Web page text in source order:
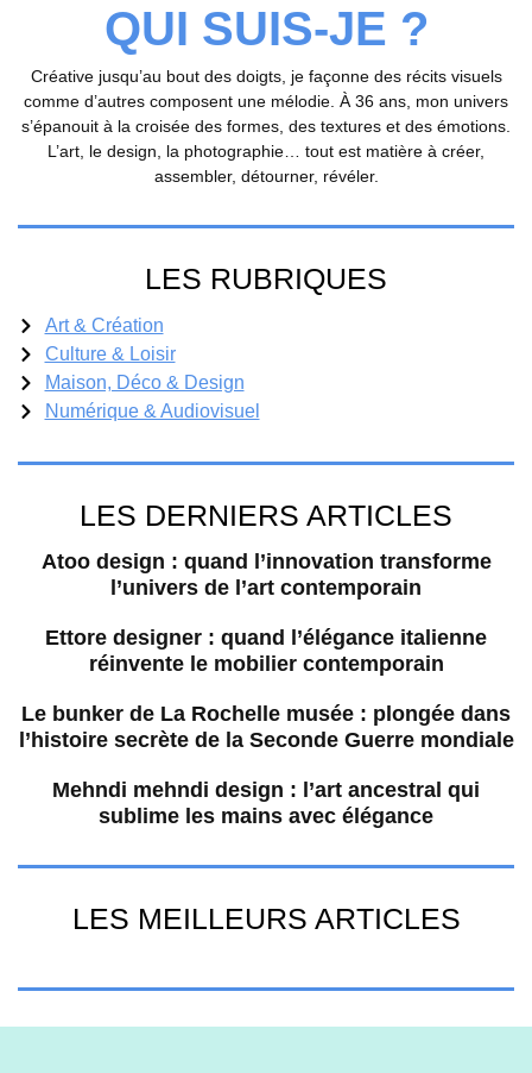
QUI SUIS-JE ?
Créative jusqu’au bout des doigts, je façonne des récits visuels
comme d’autres composent une mélodie. À 36 ans, mon univers
s’épanouit à la croisée des formes, des textures et des émotions.
L’art, le design, la photographie… tout est matière à créer,
assembler, détourner, révéler.
LES RUBRIQUES
Art & Création
Culture & Loisir
Maison, Déco & Design
Numérique & Audiovisuel
LES DERNIERS ARTICLES
Atoo design : quand l’innovation transforme
l’univers de l’art contemporain
Ettore designer : quand l’élégance italienne
réinvente le mobilier contemporain
Le bunker de La Rochelle musée : plongée dans
l’histoire secrète de la Seconde Guerre mondiale
Mehndi mehndi design : l’art ancestral qui
sublime les mains avec élégance
LES MEILLEURS ARTICLES